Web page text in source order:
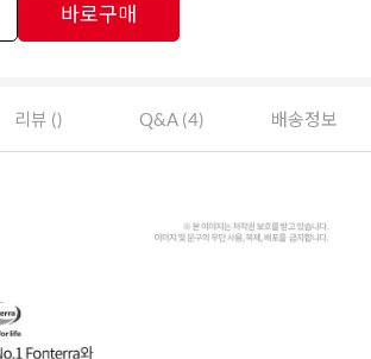
바로구매
리뷰 () Q&A (4) 배송정보